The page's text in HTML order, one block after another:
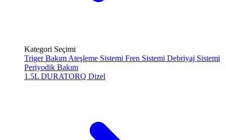
Kategori Seçimi
Triger Bakım Ateşleme Sistemi Fren Sistemi Debriyaj Sistemi
Periyodik Bakım
1.5L DURATORQ Dizel